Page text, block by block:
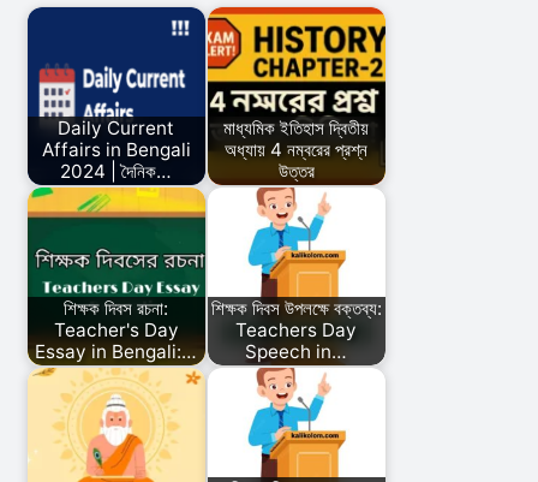
Daily Current
Affairs in Bengali
2024 | দৈনিক…
মাধ্যমিক ইতিহাস দ্বিতীয়
অধ্যায় 4 নম্বরের প্রশ্ন
উত্তর
শিক্ষক দিবস রচনা:
Teacher's Day
Essay in Bengali:…
শিক্ষক দিবস উপলক্ষে বক্তব্য:
Teachers Day
Speech in…